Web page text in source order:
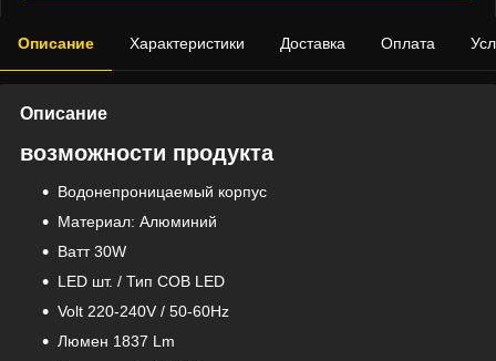
Описание Характеристики Доставка Оплата
Описание
возможности продукта
Водонепроницаемый корпус
Материал: Aлюминий
Bатт 30W
LED шт. / Тип COB LED
Volt 220-240V / 50-60Hz
Люмен 1837 Lm